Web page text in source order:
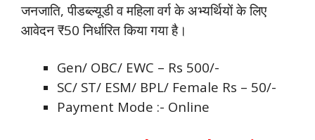
जनजाति, पीडब्ल्यूडी व महिला वर्ग के अभ्यर्थियों के लिए
आवेदन ₹50 निर्धारित किया गया है।
Gen/ OBC/ EWC – Rs 500/-
SC/ ST/ ESM/ BPL/ Female Rs – 50/-
Payment Mode :- Online